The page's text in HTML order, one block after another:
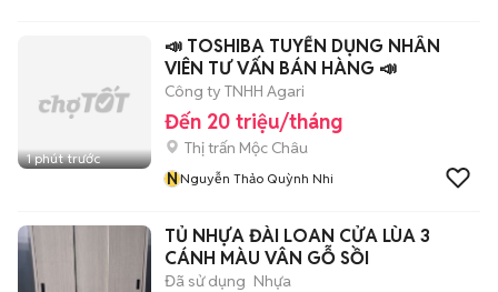
1 phút trước
📣 TOSHIBA TUYỂN DỤNG NHÂN
VIÊN TƯ VẤN BÁN HÀNG 📣
Công ty TNHH Agari
Đến 20 triệu/tháng
Thị trấn Mộc Châu
NNguyễn Thảo Quỳnh Nhi
TỦ NHỰA ĐÀI LOAN CỬA LÙA 3
CÁNH MÀU VÂN GỖ SỒI
Đã sử dụng Nhựa